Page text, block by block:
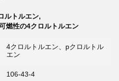
ルトルエン,
燃性の4クロルトルエン
4クロルトルエン、pクロルトル
エン
106-43-4